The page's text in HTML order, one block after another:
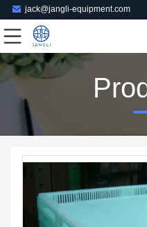
jack@jangli-equipment.com